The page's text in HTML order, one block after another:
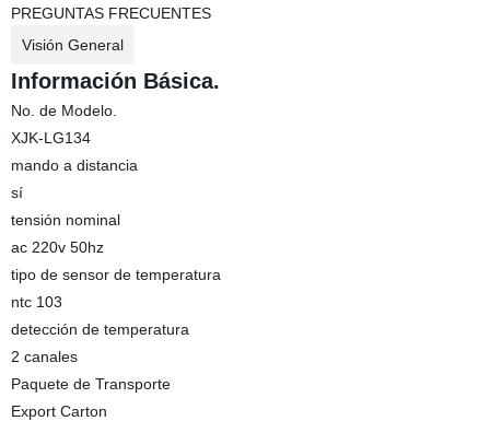
PREGUNTAS FRECUENTES
Visión General
Información Básica.
No. de Modelo.
XJK-LG134
mando a distancia
sí
tensión nominal
ac 220v 50hz
tipo de sensor de temperatura
ntc 103
detección de temperatura
2 canales
Paquete de Transporte
Export Carton